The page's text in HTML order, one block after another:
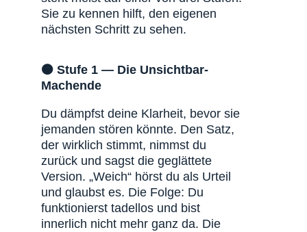
Sie zu kennen hilft, den eigenen
nächsten Schritt zu sehen.
🟠 Stufe 1 — Die Unsichtbar-
Machende
Du dämpfst deine Klarheit, bevor sie
jemanden stören könnte. Den Satz,
der wirklich stimmt, nimmst du
zurück und sagst die geglättete
Version. „Weich“ hörst du als Urteil
und glaubst es. Die Folge: Du
funktionierst tadellos und bist
innerlich nicht mehr ganz da. Die